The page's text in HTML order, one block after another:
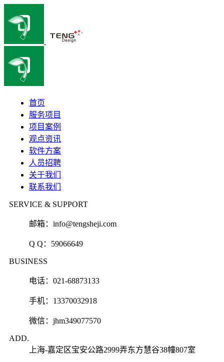
首页
服务项目
项目案例
观点资讯
软件方案
人员招聘
关于我们
联系我们
SERVICE & SUPPORT
邮箱： info@tengsheji.com
Q Q： 59066649
BUSINESS
电话：021-68873133
手机：13370032918
微信：jhm349077570
ADD.
上海-嘉定区宝安公路2999弄东方慧谷38幢807室